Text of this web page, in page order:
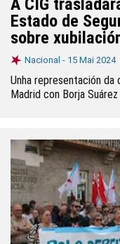
A CIG
Estado de
sobre
Nacional - 15 Mai 2024
Unha representación
Madrid con Borja Suárez